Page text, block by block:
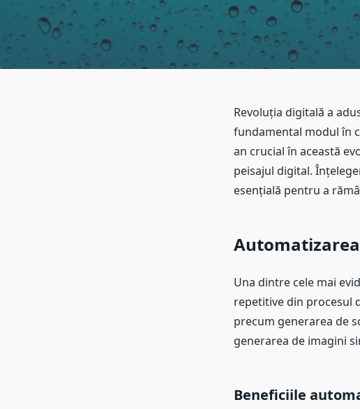
Revoluția digitală a
fundamental modul în
an crucial în această
peisajul digital.
esențială pentru a
Una dintre cele mai
repetitive din procesul
precum generarea de
generarea de imagini
Beneficiile